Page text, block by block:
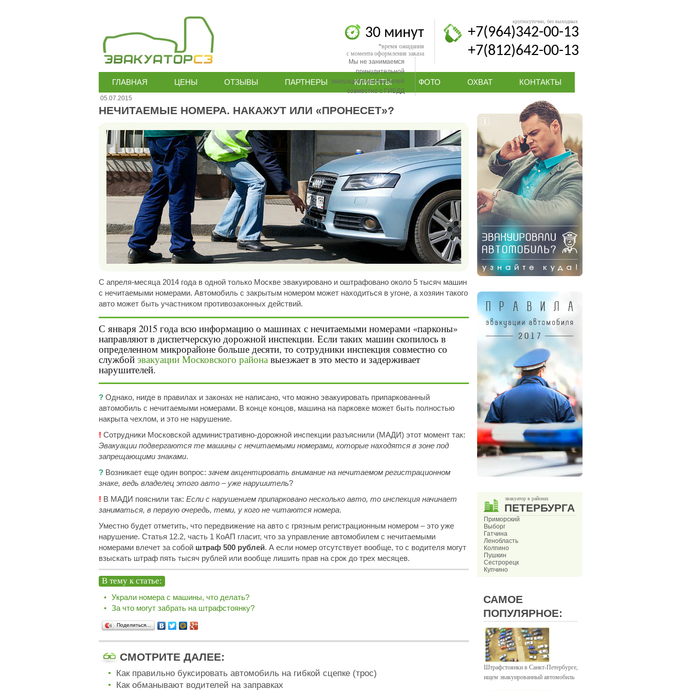
круглосуточно, без выходных
+7(964)342-00-13
+7(812)642-00-13
30 минут
*время ожидания
с момента оформления заказа
Мы не занимаемся
принудительной
эвакуацией автомобилей
совместно с ГИБДД
ГЛАВНАЯ ЦЕНЫ ОТЗЫВЫ ПАРТНЕРЫ КЛИЕНТЫ ФОТО ОХВАТ КОНТАКТЫ
05.07.2015
НЕЧИТАЕМЫЕ НОМЕРА. НАКАЖУТ ИЛИ «ПРОНЕСЕТ»?
С апреля-месяца 2014 года в одной только Москве эвакуировано и оштрафовано около 5 тысяч машин
с нечитаемыми номерами. Автомобиль с закрытым номером может находиться в угоне, а хозяин такого
авто может быть участником противозаконных действий.
С января 2015 года всю информацию о машинах с нечитаемыми номерами «парконы»
направляют в диспетчерскую дорожной инспекции. Если таких машин скопилось в
определенном микрорайоне больше десяти, то сотрудники инспекция совместно со
службой эвакуации Московского района выезжает в это место и задерживает
нарушителей.
? Однако, нигде в правилах и законах не написано, что можно эвакуировать припаркованный
автомобиль с нечитаемыми номерами. В конце концов, машина на парковке может быть полностью
накрыта чехлом, и это не нарушение.
! Сотрудники Московской административно-дорожной инспекции разъяснили (МАДИ) этот момент так:
Эвакуации подвергаются те машины с нечитаемыми номерами, которые находятся в зоне под
запрещающими знаками.
? Возникает еще один вопрос: зачем акцентировать внимание на нечитаемом регистрационном
знаке, ведь владелец этого авто – уже нарушитель?
! В МАДИ пояснили так: Если с нарушением припарковано несколько авто, то инспекция начинает
заниматься, в первую очередь, теми, у кого не читаются номера.
Уместно будет отметить, что передвижение на авто с грязным регистрационным номером – это уже
нарушение. Статья 12.2, часть 1 КоАП гласит, что за управление автомобилем с нечитаемыми
номерами влечет за собой штраф 500 рублей. А если номер отсутствует вообще, то с водителя могут
взыскать штраф пять тысяч рублей или вообще лишить прав на срок до трех месяцев.
В тему к статье:
Украли номера с машины, что делать?
За что могут забрать на штрафстоянку?
Поделиться…
СМОТРИТЕ ДАЛЕЕ:
Как правильно буксировать автомобиль на гибкой сцепке (трос)
Как обманывают водителей на заправках
эвакуатор в районах
ПЕТЕРБУРГА
Приморский
Выборг
Гатчина
Ленобласть
Колпино
Пушкин
Сестрорецк
Купчино
САМОЕ
ПОПУЛЯРНОЕ:
Штрафстоянки в Санкт-Петербурге,
ищем эвакуированный автомобиль